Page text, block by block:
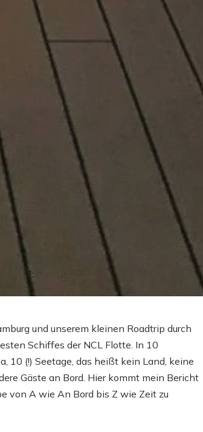
und unserem kleinen Roadtrip durch
Schiffes der NCL Flotte. In 10
10 (!) Seetage, das heißt kein Land, keine
Gäste an Bord. Hier kommt mein Bericht
von A wie An Bord bis Z wie Zeit zu